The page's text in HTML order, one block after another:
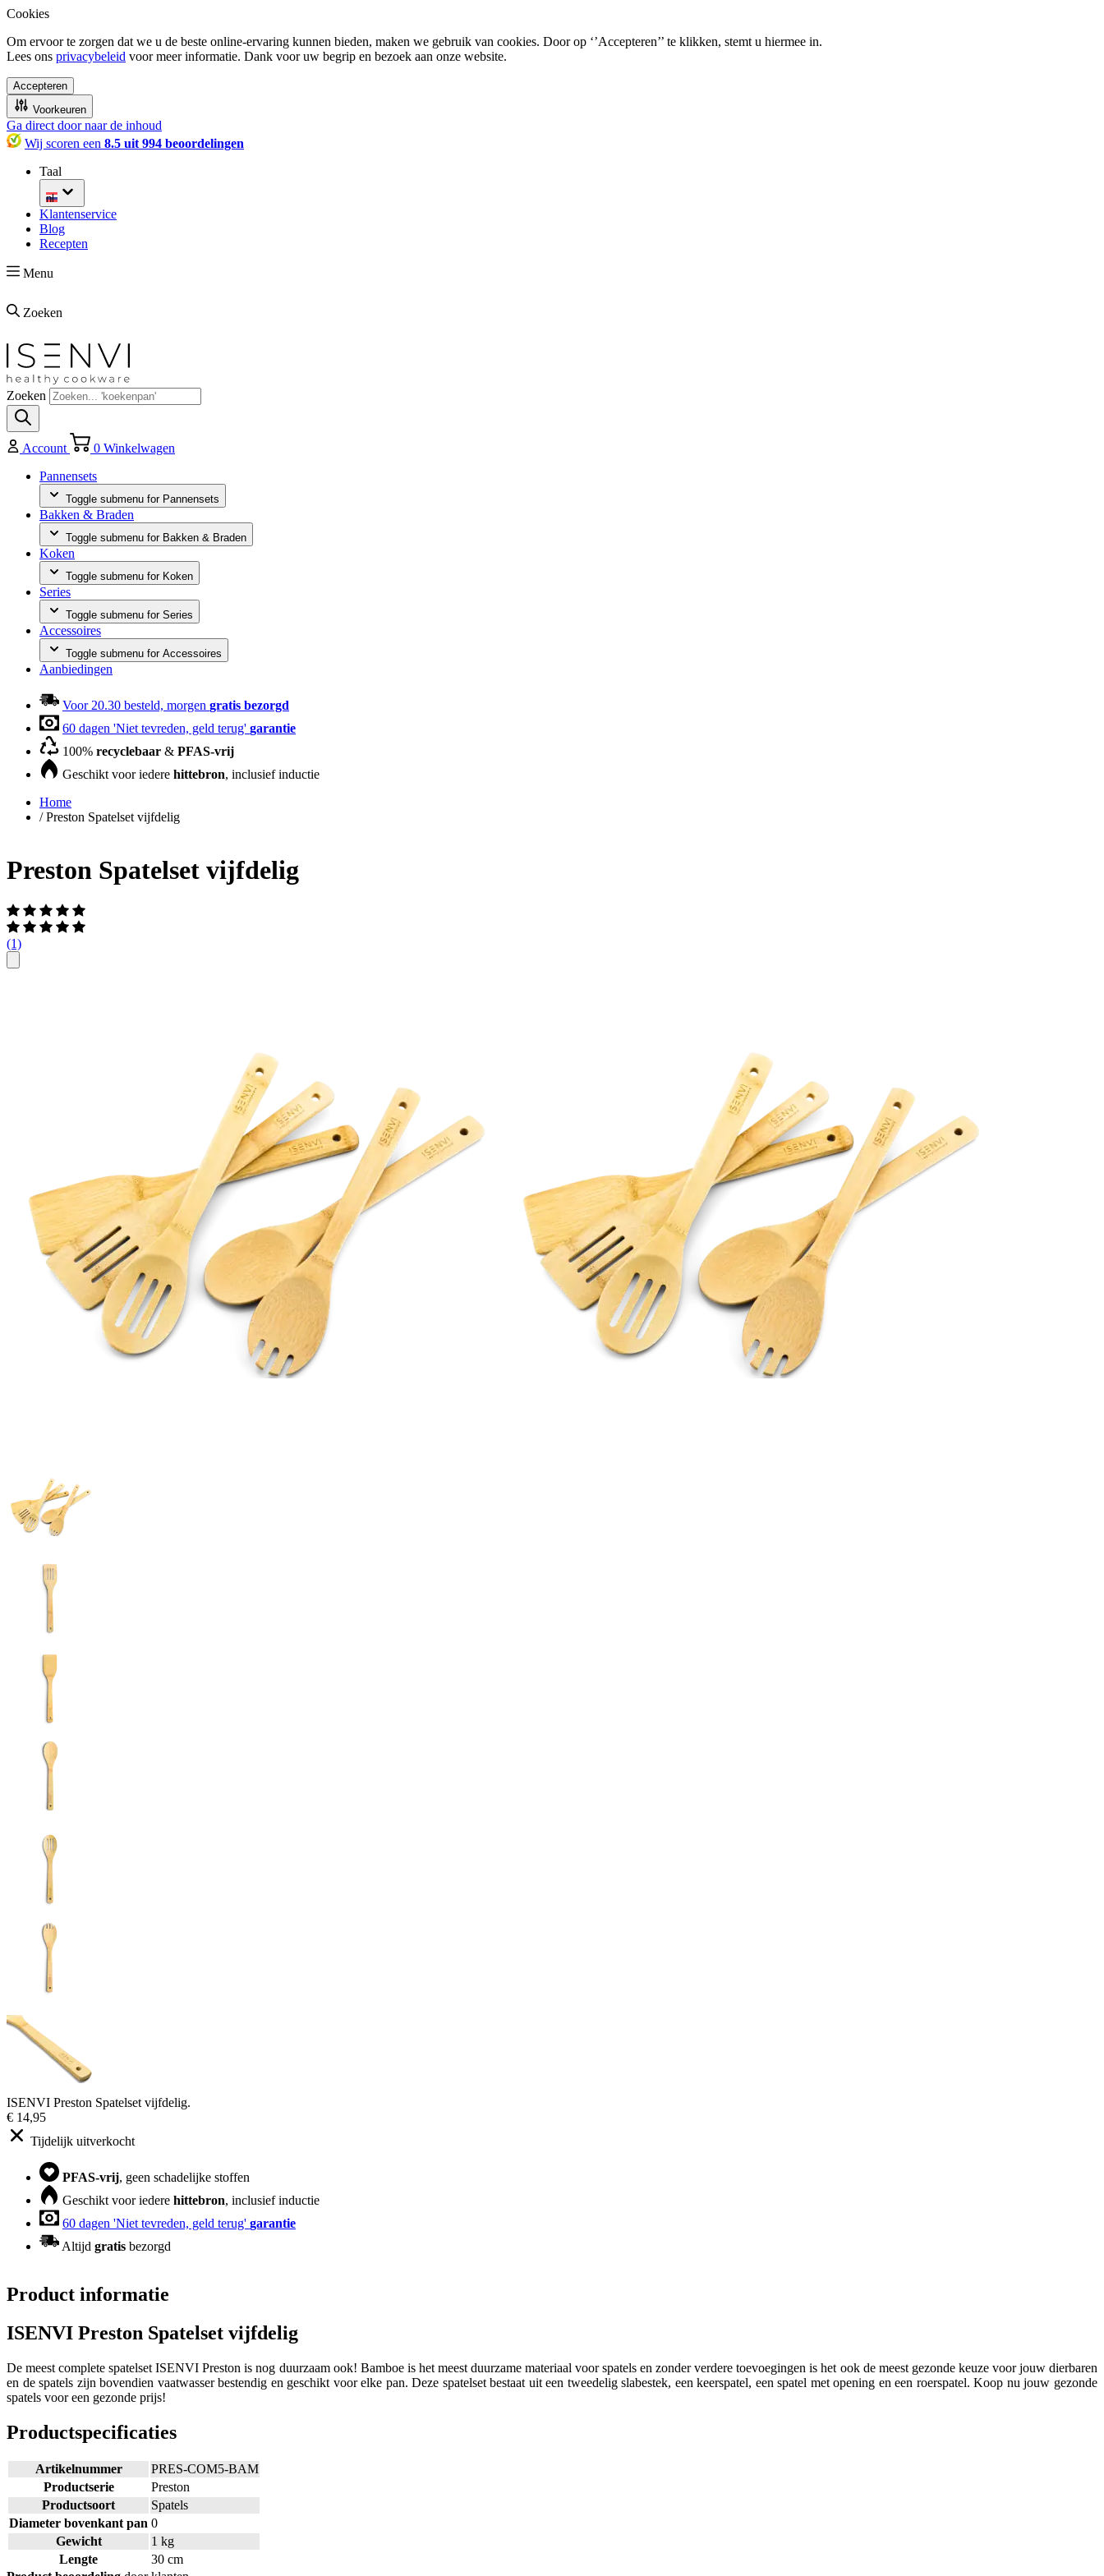
Cookies
Om ervoor te zorgen dat we u de beste online-ervaring kunnen bieden, maken we gebruik van cookies. Door op ‘’Accepteren’’ te klikken, stemt u hiermee in.
Lees ons privacybeleid voor meer informatie. Dank voor uw begrip en bezoek aan onze website.
Accepteren
Voorkeuren
Ga direct door naar de inhoud
Wij scoren een 8.5 uit 994 beoordelingen
Taal
nl
Klantenservice
Blog
Recepten
Menu
Zoeken
Zoeken
Account 0 Winkelwagen
Pannensets
Toggle submenu for Pannensets
Bakken & Braden
Toggle submenu for Bakken & Braden
Koken
Toggle submenu for Koken
Series
Toggle submenu for Series
Accessoires
Toggle submenu for Accessoires
Aanbiedingen
Voor 20.30 besteld, morgen gratis bezorgd
60 dagen 'Niet tevreden, geld terug' garantie
100% recyclebaar & PFAS-vrij
Geschikt voor iedere hittebron, inclusief inductie
Home
/ Preston Spatelset vijfdelig
Preston Spatelset vijfdelig
(1)
ISENVI Preston Spatelset vijfdelig.
€ 14,95
Tijdelijk uitverkocht
PFAS-vrij, geen schadelijke stoffen
Geschikt voor iedere hittebron, inclusief inductie
60 dagen 'Niet tevreden, geld terug' garantie
Altijd gratis bezorgd
Product informatie
ISENVI Preston Spatelset vijfdelig
De meest complete spatelset ISENVI Preston is nog duurzaam ook! Bamboe is het meest duurzame materiaal voor spatels en zonder verdere toevoegingen is het ook de meest gezonde keuze voor jouw dierbaren
en de spatels zijn bovendien vaatwasser bestendig en geschikt voor elke pan. Deze spatelset bestaat uit een tweedelig slabestek, een keerspatel, een spatel met opening en een roerspatel. Koop nu jouw gezonde
spatels voor een gezonde prijs!
Productspecificaties
Artikelnummer
PRES-COM5-BAM
Productserie
Preston
Productsoort
Spatels
Diameter bovenkant pan 0
Gewicht
1 kg
Lengte
30 cm